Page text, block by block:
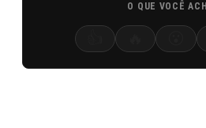
O QUE VOCÊ